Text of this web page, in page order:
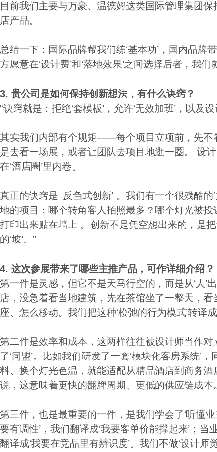
目前我们主要与万豪、温德姆这类国际管理集团
店产品。
总结一下：国际品牌帮我们练‘基本功’，国内品牌
方愿意在‘设计费’和‘落地效果’之间选择后者，我
3. 贵公司是如何保持创新想法，有什么诀窍？
“诀窍就是：拒绝‘套模板’，允许‘无效加班’，以及
其实我们内部有个规矩——每个项目立项前，先不
是去看一场展，或者让团队去项目地逛一圈。 设
在‘酒店圈’里内卷。
真正的诀窍是 ‘反刍式创新’ 。我们有一个很残酷的
地的项目：哪个转角客人拍照最多？哪个灯光被
打印出来贴在墙上 。创新不是凭空想出来的，是把
的‘坡’。”
4. 这次参展带来了哪些主推产品，可作详细介绍？
第一件是灵感，但它不是天马行空的，而是从‘人’
店，没急着看当地建筑，先在茶馆坐了一整天，
座、怎么移动。我们把这种‘松弛的行为模式’转译
第二件是效率和成本，这两样往往被设计师当作
了‘同盟’。比如我们研发了一套‘模块化客房系统’
料、换个灯光色温，就能适配从精品酒店到商务
说，这意味着更快的翻牌周期、更低的供应链成本
第三件，也是最重要的一件，是我们学会了‘听懂业
要有调性’，我们翻译成‘我要客单价能撑起来’；当
翻译成‘我要在竞品里有辨识度’。我们不做‘设计师